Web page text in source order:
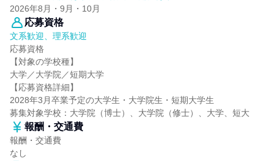
2026年8月・9月・10月
応募資格
文系歓迎、理系歓迎
応募資格
【対象の学校種】
大学／大学院／短期大学
【応募資格詳細】
2028年3月卒業予定の大学生・大学院生・短期大学生
募集対象学校：大学院（博士）、大学院（修士）、大学、短大
報酬・交通費
報酬・交通費
なし